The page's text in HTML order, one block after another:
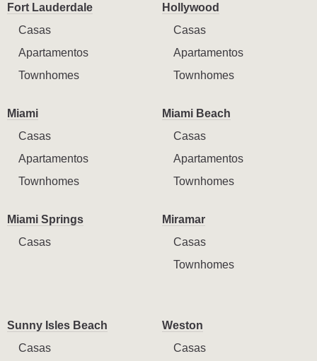
Fort Lauderdale
Casas
Apartamentos
Townhomes
Hollywood
Casas
Apartamentos
Townhomes
Miami
Casas
Apartamentos
Townhomes
Miami Beach
Casas
Apartamentos
Townhomes
Miami Springs
Casas
Miramar
Casas
Townhomes
Sunny Isles Beach
Casas
Weston
Casas